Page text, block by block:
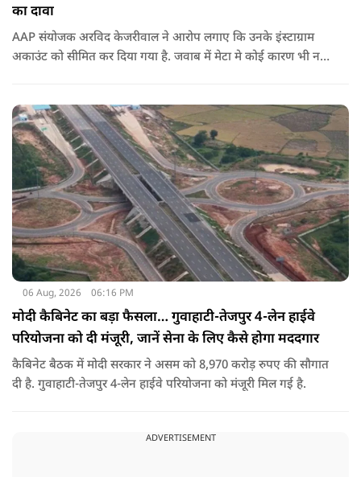
का दावा
AAP संयोजक अरविद केजरीवाल ने आरोप लगाए कि उनके इंस्टाग्राम
अकाउंट को सीमित कर दिया गया है. जवाब में मेटा मे कोई कारण भी नहीं
06 Aug, 2026 06:16 PM
मोदी कैबिनेट का बड़ा फैसला… गुवाहाटी-तेजपुर 4-लेन हाईवे
परियोजना को दी मंजूरी, जानें सेना के लिए कैसे होगा मददगार
कैबिनेट बैठक में मोदी सरकार ने असम को 8,970 करोड़ रुपए की सौगात
दी है. गुवाहाटी-तेजपुर 4-लेन हाईवे परियोजना को मंजूरी मिल गई है.
ADVERTISEMENT